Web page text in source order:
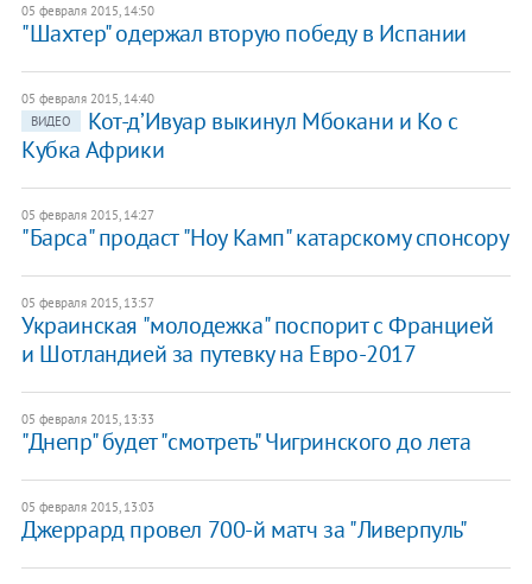
05 февраля 2015, 14:50
"Шахтер" одержал вторую победу в Испании
05 февраля 2015, 14:40
ВИДЕО
Кот-д’Ивуар выкинул Мбокани и Ко с
Кубка Африки
05 февраля 2015, 14:27
"Барса" продаст "Ноу Камп" катарскому спонсору
05 февраля 2015, 13:57
Украинская "молодежка" поспорит с Францией
и Шотландией за путевку на Евро-2017
05 февраля 2015, 13:33
"Днепр" будет "смотреть" Чигринского до лета
05 февраля 2015, 13:03
Джеррард провел 700-й матч за "Ливерпуль"